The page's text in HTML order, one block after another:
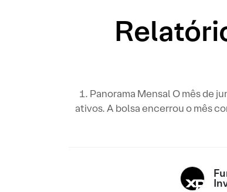
1. Panorama Mensal O mês de
ativos. A bolsa encerrou o mês